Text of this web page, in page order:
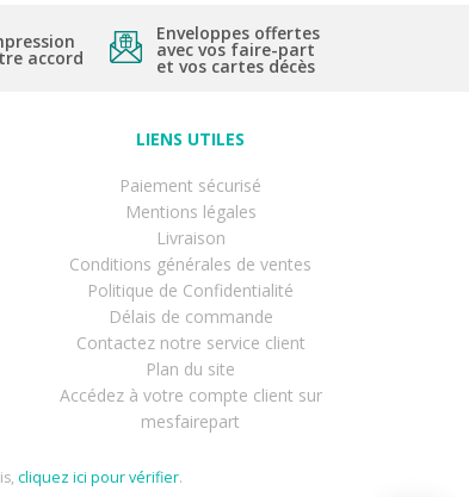
accord
Enveloppes offertes
avec vos faire-part
et vos cartes décès
LIENS UTILES
Paiement sécurisé
Mentions légales
Livraison
Conditions générales de ventes
Politique de Confidentialité
Délais de commande
Contactez notre service client
Plan du site
Accédez à votre compte client sur
mesfairepart
cliquez ici pour vérifier.